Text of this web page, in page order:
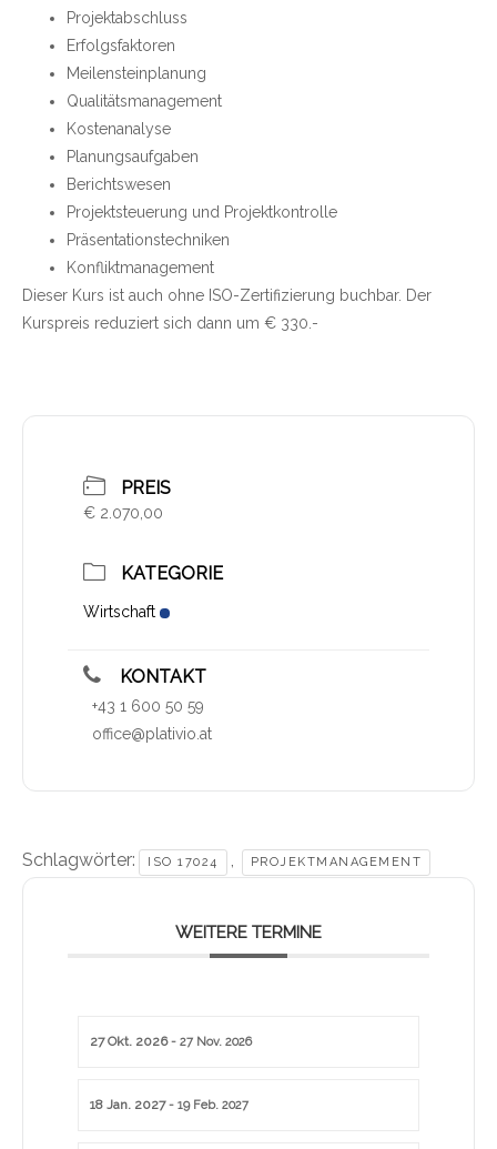
Projektabschluss
Erfolgsfaktoren
Meilensteinplanung
Qualitätsmanagement
Kostenanalyse
Planungsaufgaben
Berichtswesen
Projektsteuerung und Projektkontrolle
Präsentationstechniken
Konfliktmanagement
Dieser Kurs ist auch ohne ISO-Zertifizierung buchbar. Der
Kurspreis reduziert sich dann um € 330.-
PREIS
€ 2.070,00
KATEGORIE
Wirtschaft
KONTAKT
+43 1 600 50 59
office@plativio.at
Schlagwörter: ISO 17024 , PROJEKTMANAGEMENT
WEITERE TERMINE
27 Okt. 2026- 27 Nov. 2026
18 Jan. 2027- 19 Feb. 2027